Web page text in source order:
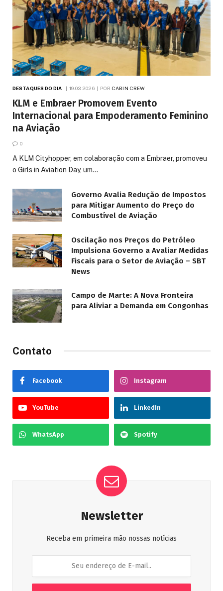
DESTAQUES DO DIA 19.03.2026 POR CABIN CREW
KLM e Embraer Promovem Evento
Internacional para Empoderamento Feminino
na Aviação
0
A KLM Cityhopper, em colaboração com a Embraer, promoveu
o Girls in Aviation Day, um…
Governo Avalia Redução de Impostos
para Mitigar Aumento do Preço do
Combustível de Aviação
Oscilação nos Preços do Petróleo
Impulsiona Governo a Avaliar Medidas
Fiscais para o Setor de Aviação – SBT
News
Campo de Marte: A Nova Fronteira
para Aliviar a Demanda em Congonhas
Contato
Facebook Instagram
YouTube LinkedIn
WhatsApp Spotify
Newsletter
Receba em primeira mão nossas notícias